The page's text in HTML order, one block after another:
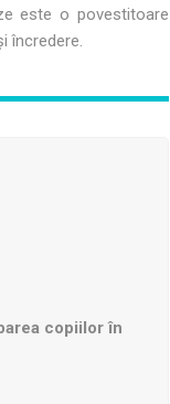
este o povestitoare
încredere.
copiilor în